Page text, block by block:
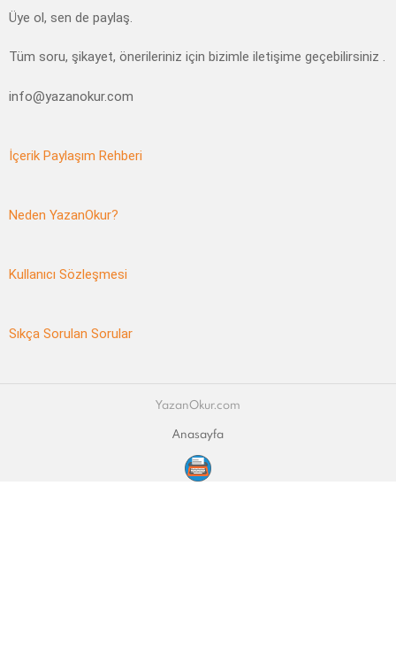
Üye ol, sen de paylaş.
Tüm soru, şikayet, önerileriniz için bizimle iletişime geçebilirsiniz .
info@yazanokur.com
İçerik Paylaşım Rehberi
Neden YazanOkur?
Kullanıcı Sözleşmesi
Sıkça Sorulan Sorular
YazanOkur.com
Anasayfa